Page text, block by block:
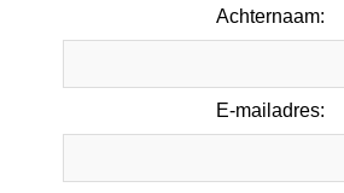
Achternaam:
E-mailadres: